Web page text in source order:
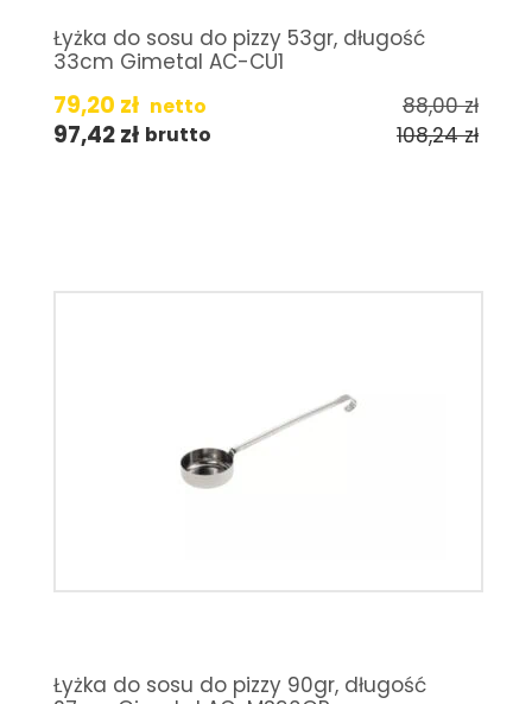
Łyżka do sosu do pizzy 53gr, długość
33cm Gimetal AC-CU1
79,20 zł netto 88,00zł
97,42zł brutto 108,24zł
Łyżka do sosu do pizzy 90gr, długość